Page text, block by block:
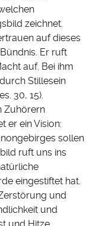
zeichnet.
auf dieses
Er ruft
auf. Bei ihm
Stillesein
30, 15).
Zuhörern
er ein Vision:
sollen
ruft uns ins
eingestiftet hat.
und
und